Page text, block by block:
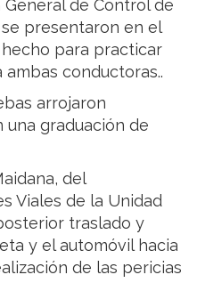
de Control de
presentaron en el
para practicar
conductoras..
arrojaron
graduación de
del
Viales de la Unidad
traslado y
y el automóvil hacia
de las pericias